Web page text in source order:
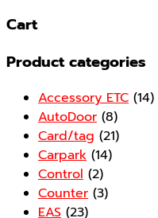
Cart
Product categories
Accessory ETC (14)
AutoDoor (8)
Card/tag (21)
Carpark (14)
Control (2)
Counter (3)
EAS (23)